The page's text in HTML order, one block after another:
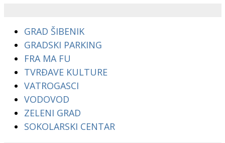
GRAD ŠIBENIK
GRADSKI PARKING
FRA MA FU
TVRĐAVE KULTURE
VATROGASCI
VODOVOD
ZELENI GRAD
SOKOLARSKI CENTAR